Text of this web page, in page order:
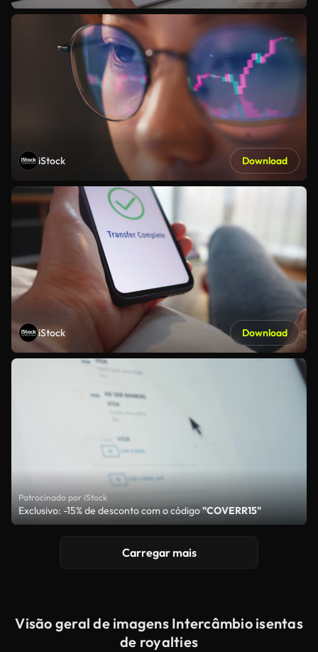
iStock Download
iStock Download
Patrocinado por iStock
Exclusivo: -15% de desconto com o código"COVERR15"
Carregar mais
Visão geral de imagens Intercâmbio isentas
de royalties